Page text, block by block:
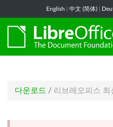
English 中文 (简体)
다운로드 / 리브레오피스 최